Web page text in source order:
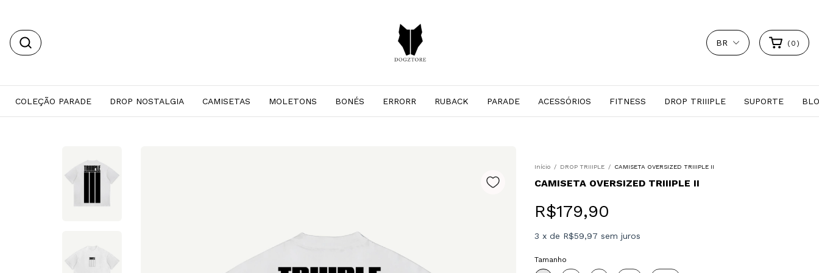
BR ( 0 )
COLEÇÃO PARADE DROP NOSTALGIA CAMISETAS MOLETONS BONÉS ERRORR RUBACK PARADE ACESSÓRIOS FITNESS DROP TRIIIPLE SUPORTE
Início / DROP TRIIIPLE / CAMISETA OVERSIZED TRIIIPLE II
CAMISETA OVERSIZED TRIIIPLE II
R$179,90
3 x de R$59,97 sem juros
Tamanho